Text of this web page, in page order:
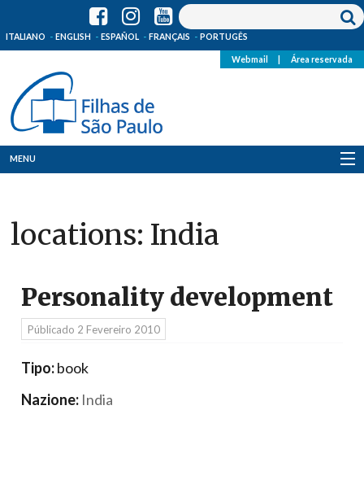
ITALIANO ENGLISH ESPAÑOL FRANÇAIS PORTUGÊS
Webmail Área reservada
MENU
Onde Estamos
Recursos
locations: India
Personality development
Públicado 2 Fevereiro 2010
Tipo:book
Nazione: India